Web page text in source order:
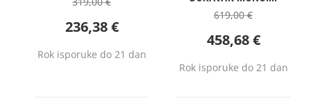
236,38€
Rok isporuke do 21 dan
619,00€
458,68€
Rok isporuke do 21 dan